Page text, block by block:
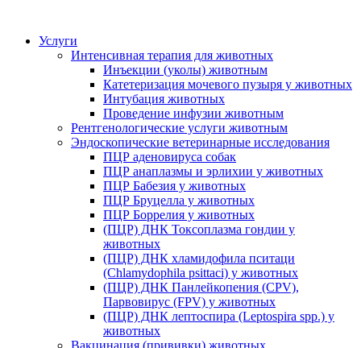
Услуги
Интенсивная терапия для животных
Инъекции (уколы) животным
Катетеризация мочевого пузыря у животных
Интубация животных
Проведение инфузии животным
Рентгенологические услуги животным
Эндоскопические ветеринарные исследования
ПЦР аденовируса собак
ПЦР анаплазмы и эрлихии у животных
ПЦР Бабезия у животных
ПЦР Бруцелла у животных
ПЦР Боррелия у животных
(ПЦР) ДНК Токсоплазма гондии у
животных
(ПЦР) ДНК хламидофила пситаци
(Chlamydophila psittaci) у животных
(ПЦР) ДНК Панлейкопения (CPV),
Парвовирус (FPV) у животных
(ПЦР) ДНК лептоспира (Leptospira spp.) у
животных
Вакцинация (прививки) животных